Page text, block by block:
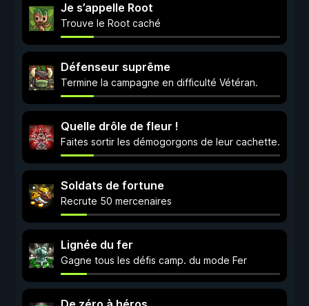
Je s’appelle Root
Trouve le Root caché
Défenseur suprême
Termine la campagne en difficulté Vétéran.
Quelle drôle de fleur !
Faites sortir les démogorgons de leur cachette.
Soldats de fortune
Recrute 50 mercenaires
Lignée du fer
Gagne tous les défis camp. du mode Fer